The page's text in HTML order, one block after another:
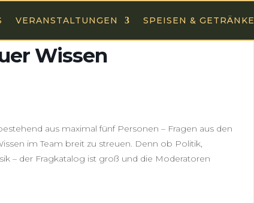
VERANSTALTUNGEN SPEISEN & GETRÄNKE
Wissen
aus maximal fünf Personen – Fragen aus den
im Team breit zu streuen. Denn ob Politik,
– der Fragkatalog ist groß und die Moderatoren